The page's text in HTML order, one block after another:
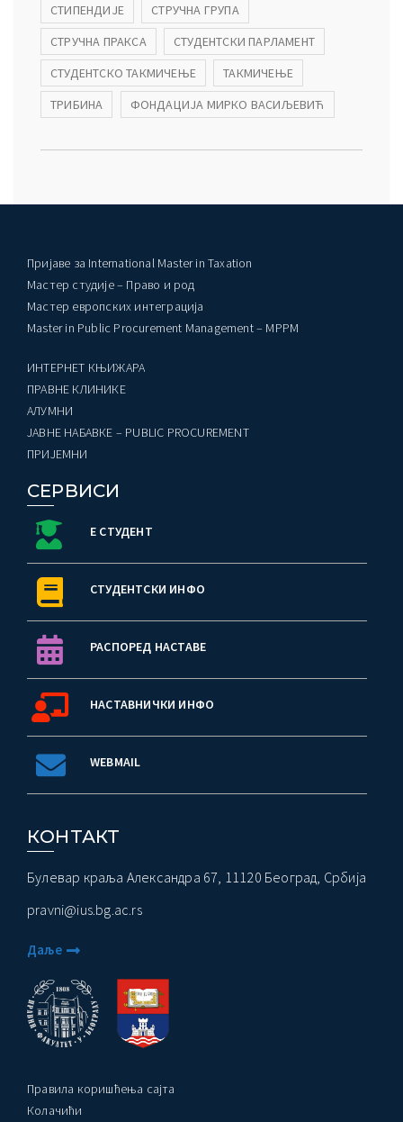
СТИПЕНДИЈЕ
СТРУЧНА ГРУПА
СТРУЧНА ПРАКСА
СТУДЕНТСКИ ПАРЛАМЕНТ
СТУДЕНТСКО ТАКМИЧЕЊЕ
ТАКМИЧЕЊЕ
ТРИБИНА
ФОНДАЦИЈА МИРКО ВАСИЉЕВИЋ
Пријаве за International Master in Taxation
Мастер студије – Право и род
Мастер европских интеграција
Master in Public Procurement Management – MPPM
ИНТЕРНЕТ КЊИЖАРА
ПРАВНЕ КЛИНИКЕ
AЛУМНИ
ЈАВНЕ НАБАВКЕ – PUBLIC PROCUREMENT
ПРИЈЕМНИ
СЕРВИСИ
Е СТУДЕНТ
СТУДЕНТСКИ ИНФО
РАСПОРЕД НАСТАВЕ
НАСТАВНИЧКИ ИНФО
WEBMAIL
КОНТАКТ
Булевар краља Александра 67, 11120 Београд, Србија
pravni@ius.bg.ac.rs
Даље
Правила коришћења сајта
Колачићи